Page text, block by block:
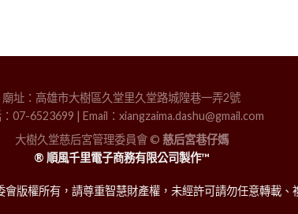
廟址：高雄市大樹區久堂里久堂路城隍巷一弄2號
07-6523699 | Email：xiangzaima.dashu@gmail.com
大樹久堂慈后宮管理委員會 © 慈后宮巷仔媽
® 順風千里電子商務有限公司製作™
會版權所有，請尊重智慧財產權，未經許可請勿任意轉載、